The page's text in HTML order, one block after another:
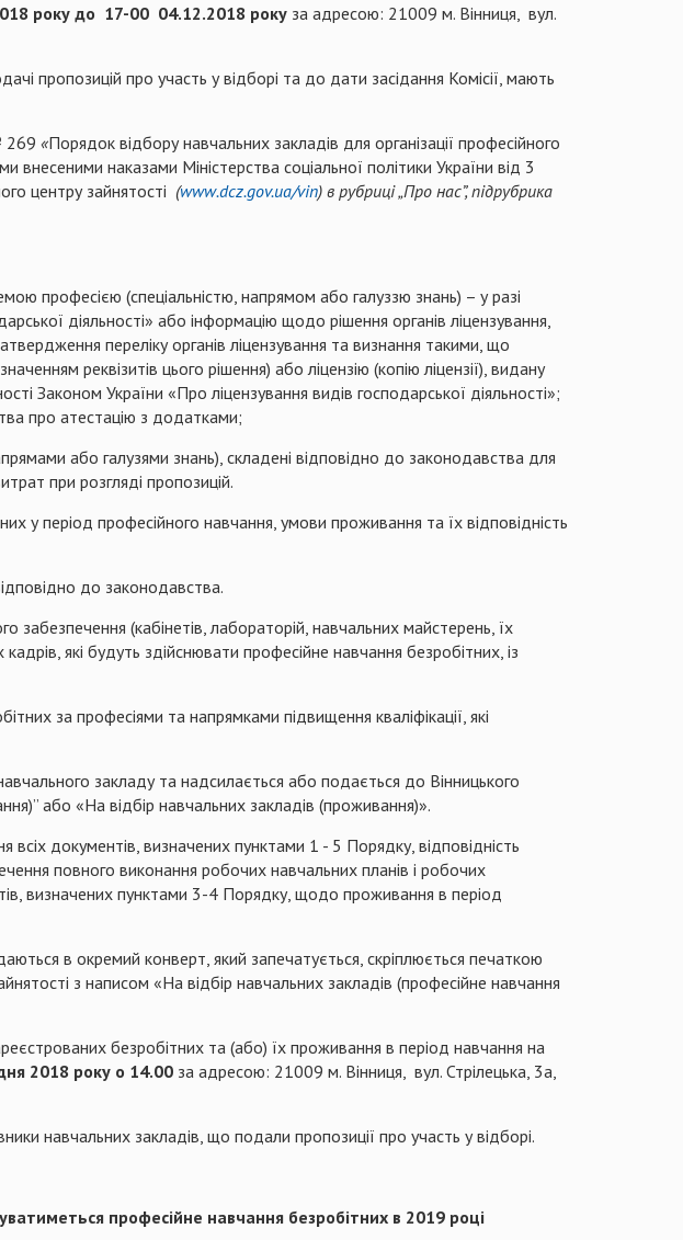
року до 17-00 04.12.2018 року за адресою: 21009 м. Вінниця, вул.
пропозицій про участь у відборі та до дати засідання Комісії, мають
269 «Порядок відбору навчальних закладів для організації професійного
наказами Міністерства соціальної політики України від 3
центру зайнятості (www.dcz.gov.ua/vin) в рубриці „Про нас”, підрубрика
професією (спеціальністю, напрямом або галуззю знань) – у разі
діяльності» або інформацію щодо рішення органів ліцензування,
переліку органів ліцензування та визнання такими, що
реквізитів цього рішення) або ліцензію (копію ліцензії), видану
Законом України «Про ліцензування видів господарської діяльності»;
про атестацію з додатками;
або галузями знань), складені відповідно до законодавства для
при розгляді пропозицій.
у період професійного навчання, умови проживання та їх відповідність
до законодавства.
(кабінетів, лабораторій, навчальних майстерень, їх
які будуть здійснювати професійне навчання безробітних, із
за професіями та напрямками підвищення кваліфікації, які
закладу та надсилається або подається до Вінницького
або «На відбір навчальних закладів (проживання)».
всіх документів, визначених пунктами 1 - 5 Порядку, відповідність
повного виконання робочих навчальних планів і робочих
визначених пунктами 3-4 Порядку, щодо проживання в період
в окремий конверт, який запечатується, скріплюється печаткою
з написом «На відбір навчальних закладів (професійне навчання
безробітних та (або) їх проживання в період навчання на
2018 року о 14.00 за адресою: 21009 м. Вінниця, вул. Стрілецька, 3а,
навчальних закладів, що подали пропозиції про участь у відборі.
професійне навчання безробітних в 2019 році